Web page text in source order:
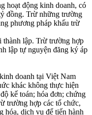
hoạt động kinh doanh, có
đồng. Trừ những trường
phương pháp khấu trừ
thành lập. Trừ trường hợp
lập tự nguyện đăng ký áp
doanh tại Việt Nam
khác không thực hiện
kế toán; hóa đơn; chứng
trường hợp các tổ chức,
hóa, dịch vụ để tiến hành